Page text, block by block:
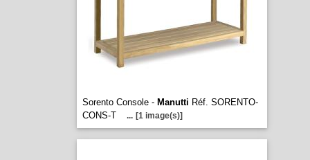
Sorento Console - Manutti Réf. SORENTO-
CONS-T
... [1 image(s)]